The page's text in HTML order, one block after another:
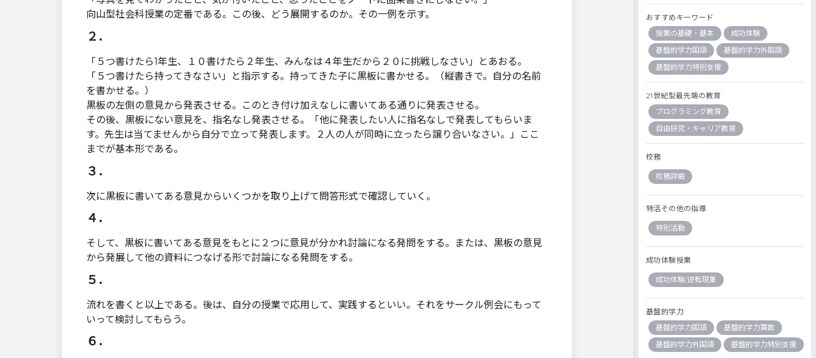
向山型社会科授業の定番である。この後、どう展開するのか。その一例を示す。
２．
「５つ書けたら1年生、１０書けたら２年生、みんなは４年生だから２０に挑戦しなさい」とあおる。
「５つ書けたら持ってきなさい」と指示する。持ってきた子に黒板に書かせる。（縦書きで。自分の名前
を書かせる。）
黒板の左側の意見から発表させる。このとき付け加えなしに書いてある通りに発表させる。
その後、黒板にない意見を、指名なし発表させる。「他に発表したい人に指名なしで発表してもらいま
す。先生は当てませんから自分で立って発表します。２人の人が同時に立ったら譲り合いなさい。」ここ
までが基本形である。
３．
次に黒板に書いてある意見からいくつかを取り上げて問答形式で確認していく。
４．
そして、黒板に書いてある意見をもとに２つに意見が分かれ討論になる発問をする。または、黒板の意見
から発展して他の資料につなげる形で討論になる発問をする。
５．
流れを書くと以上である。後は、自分の授業で応用して、実践するといい。それをサークル例会にもって
いって検討してもらう。
６．
おすすめキーワード
授業の基礎・基本
成功体験
基盤的学力国語
基盤的学力外国語
基盤的学力特別支援
21世紀型最先端の教育
プログラミング教育
自由研究・キャリア教育
校務
校務詳細
特活その他の指導
特別活動
成功体験授業
成功体験/逆転現象
基盤的学力
基盤的学力国語
基盤的学力算数
基盤的学力外国語
基盤的学力特別支援